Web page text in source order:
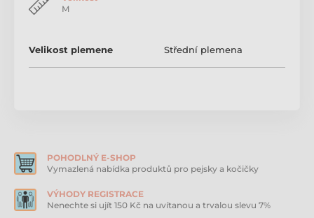
Produkt je zařazen v kategoriích
KONG Gumové a latexové hračky pro psy
Odolné hračky pro psy
M
Velikost plemene Střední plemena
POHODLNÝ E-SHOP
Vymazlená nabídka produktů pro pejsky a kočičky
VÝHODY REGISTRACE
Nenechte si ujít 150 Kč na uvítanou a trvalou slevu 7%